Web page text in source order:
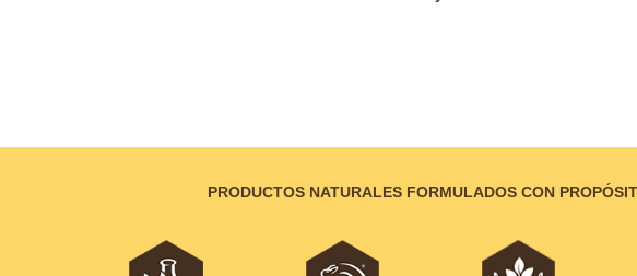
PRODUCTOS NATURALES FORMULADOS CON